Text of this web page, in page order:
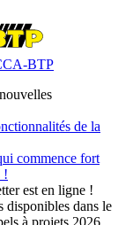
BTP
de la
commence fort
!
est en ligne !
disponibles dans le
à projets 2026